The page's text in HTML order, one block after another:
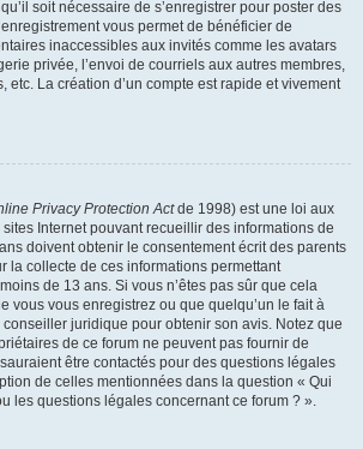
soit nécessaire de s’enregistrer pour poster des
vous permet de bénéficier de
inaccessibles aux invités comme les avatars
privée, l’envoi de courriels aux autres membres,
etc. La création d’un compte est rapide et vivement
Privacy Protection Actde 1998) est une loi aux
Internet pouvant recueillir des informations de
doivent obtenir le consentement écrit des parents
la collecte de ces informations permettant
de 13 ans. Si vous n’êtes pas sûr que cela
vous vous enregistrez ou que quelqu’un le fait à
juridique pour obtenir son avis. Notez que
de ce forum ne peuvent pas fournir de
être contactés pour des questions légales
de celles mentionnées dans la question « Qui
les questions légales concernant ce forum ? ».